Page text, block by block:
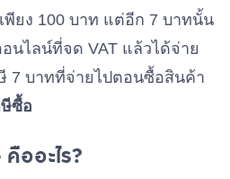
พียง 100 บาท แต่อีก 7 บาทนั้น
นไลน์ที่จด VAT แล้วได้จ่าย
7 บาทที่จ่ายไปตอนซื้อสินค้า
ซื้อ
ออะไร?